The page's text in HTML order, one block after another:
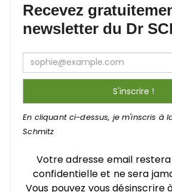
Recevez
newsletter du Dr
En cliquant ci-dessus, je m'inscris à
Schmitz
Votre adresse email
confidentielle et ne sera
Vous pouvez vous désinscrire